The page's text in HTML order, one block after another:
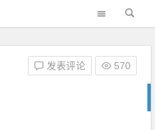
发表评论 570